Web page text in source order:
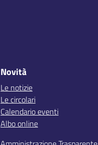
Novità
Le notizie
Le circolari
Calendario eventi
Albo online